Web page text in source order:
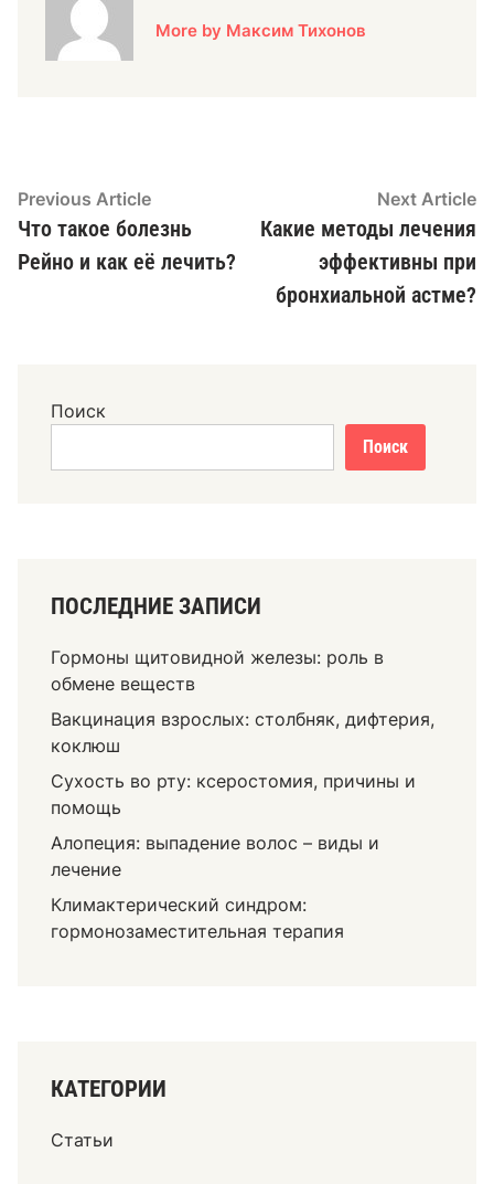
More by Максим Тихонов
Навигация
по
записям
Previous ArticlePrevious
article:
Что такое болезнь
Рейно и как её лечить?
Next Article
Какие методы лечения
эффективны при
бронхиальной астме?
Поиск
Поиск
ПОСЛЕДНИЕ ЗАПИСИ
Гормоны щитовидной железы: роль в
обмене веществ
Вакцинация взрослых: столбняк, дифтерия,
коклюш
Сухость во рту: ксеростомия, причины и
помощь
Алопеция: выпадение волос – виды и
лечение
Климактерический синдром:
гормонозаместительная терапия
КАТЕГОРИИ
Статьи